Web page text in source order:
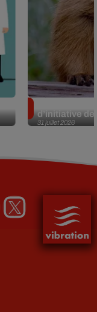
31 juillet 2026
d’initiative